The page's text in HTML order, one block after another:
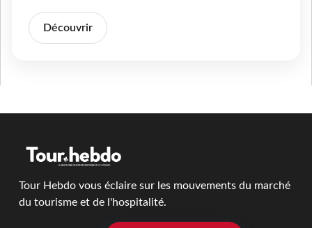
Découvrir
Tour Hebdo vous éclaire sur les mouvements du marché
du tourisme et de l'hospitalité.